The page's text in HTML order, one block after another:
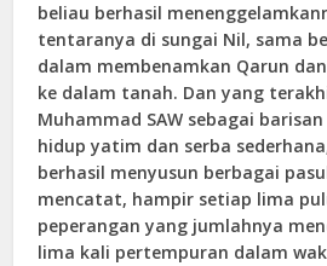
beliau berhasil
tentaranya di sungai Nil, sama
dalam membenamkan Qarun
ke dalam tanah. Dan yang
Muhammad SAW sebagai
hidup yatim dan serba
berhasil menyusun berbagai
mencatat, hampir setiap lima
peperangan yang jumlahnya
lima kali pertempuran dalam